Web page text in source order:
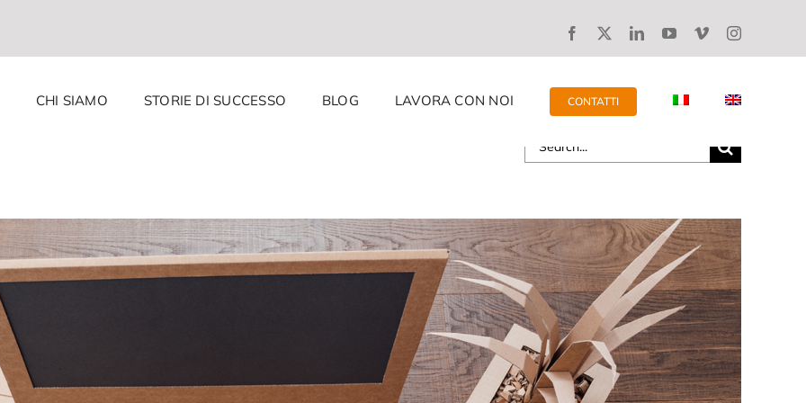
CHI SIAMO STORIE DI SUCCESSO BLOG LAVORA CON NOI CONTATTI
Search
for: